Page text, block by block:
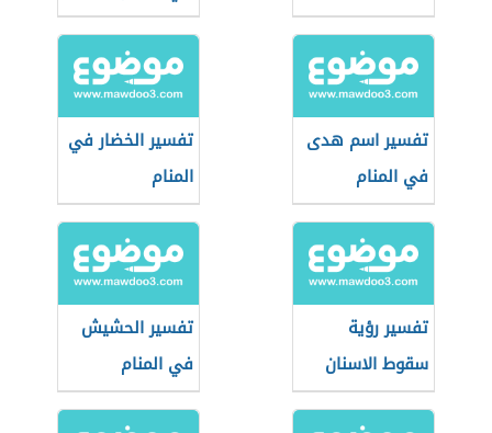
للعمرة
تفسير اسم هدى
في المنام
تفسير الخضار في
المنام
تفسير رؤية
سقوط الاسنان
تفسير الحشيش
في المنام